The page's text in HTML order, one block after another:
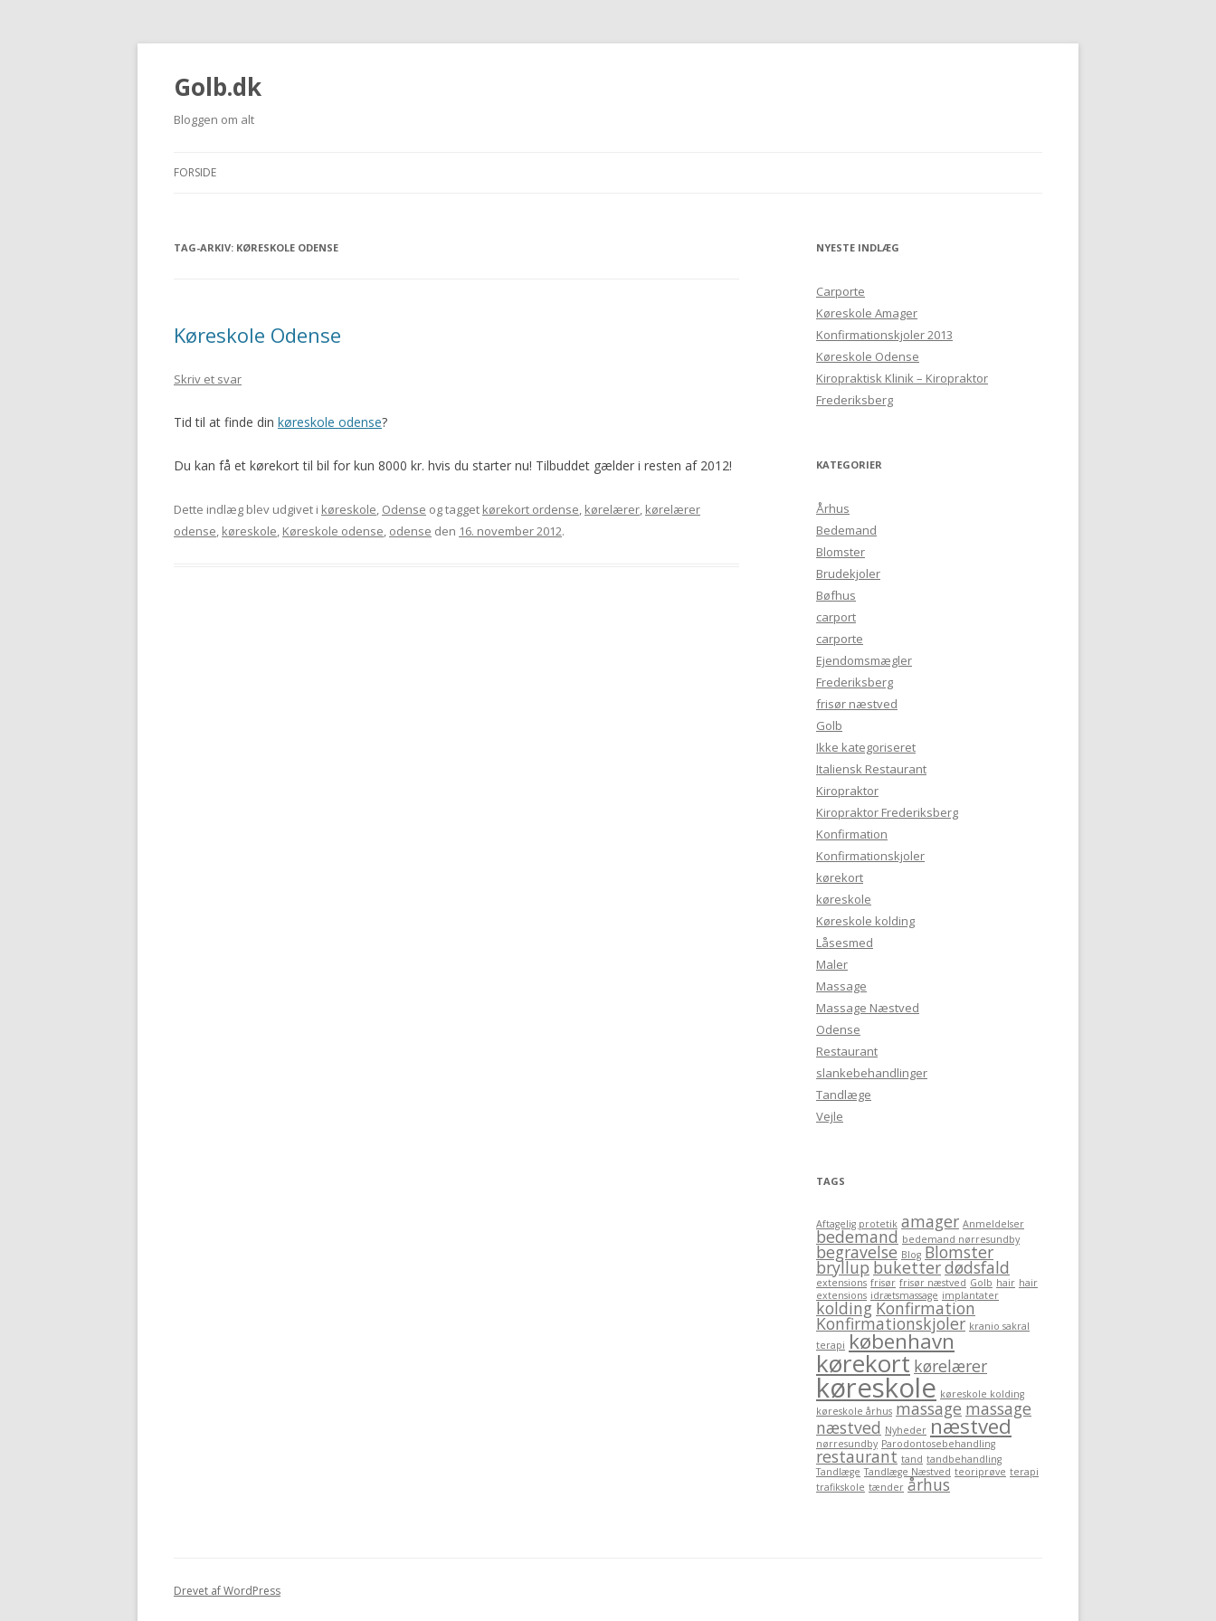
Golb.dk
Bloggen om alt
FORSIDE
TAG-ARKIV: KØRESKOLE ODENSE
Køreskole Odense
Skriv et svar
Tid til at finde din køreskole odense?
Du kan få et kørekort til bil for kun 8000 kr. hvis du starter nu! Tilbuddet gælder i resten af 2012!
Dette indlæg blev udgivet i køreskole, Odense og tagget kørekort ordense, kørelærer, kørelærer
odense, køreskole, Køreskole odense, odense den 16. november 2012.
NYESTE INDLÆG
Carporte
Køreskole Amager
Konfirmationskjoler 2013
Køreskole Odense
Kiropraktisk Klinik – Kiropraktor
Frederiksberg
KATEGORIER
Århus
Bedemand
Blomster
Brudekjoler
Bøfhus
carport
carporte
Ejendomsmægler
Frederiksberg
frisør næstved
Golb
Ikke kategoriseret
Italiensk Restaurant
Kiropraktor
Kiropraktor Frederiksberg
Konfirmation
Konfirmationskjoler
kørekort
køreskole
Køreskole kolding
Låsesmed
Maler
Massage
Massage Næstved
Odense
Restaurant
slankebehandlinger
Tandlæge
Vejle
TAGS
Aftagelig protetik amager Anmeldelser
bedemand bedemand nørresundby
begravelse Blog Blomster
bryllupbuketterdødsfald
extensions frisør frisør næstved Golb hair hair
extensions idrætsmassage implantater
koldingKonfirmation
Konfirmationskjoler kranio sakral
terapi københavn
kørekort kørelærer
køreskole køreskole kolding
køreskole århus massage massage
næstved Nyheder næstved
nørresundby Parodontosebehandling
restaurant tand tandbehandling
Tandlæge Tandlæge Næstved teoriprøve terapi
trafikskole tænder århus
Drevet af WordPress